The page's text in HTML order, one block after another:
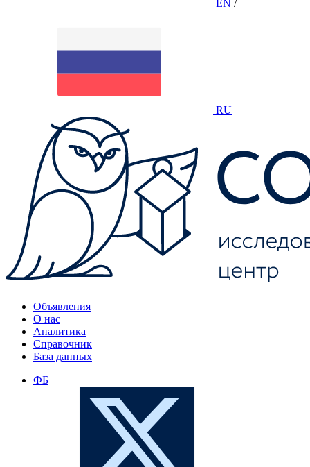
EN /
RU
Объявления
О нас
Аналитика
Справочник
База данных
ФБ